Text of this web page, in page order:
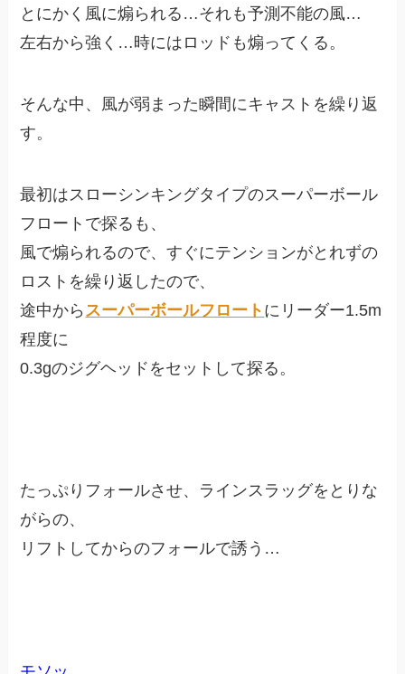
とにかく風に煽られる…それも予測不能の風…
左右から強く…時にはロッドも煽ってくる。
そんな中、風が弱まった瞬間にキャストを繰り返
す。
最初はスローシンキングタイプのスーパーボール
フロートで探るも、
風で煽られるので、すぐにテンションがとれずの
ロストを繰り返したので、
途中から スーパーボールフロート にリーダー1.5m
程度に
0.3gのジグヘッドをセットして探る。
たっぷりフォールさせ、ラインスラッグをとりな
がらの、
リフトしてからのフォールで誘う…